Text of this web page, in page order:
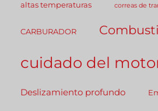
altas temperaturas correas de
CARBURADOR
cuidado del
Deslizamiento profundo